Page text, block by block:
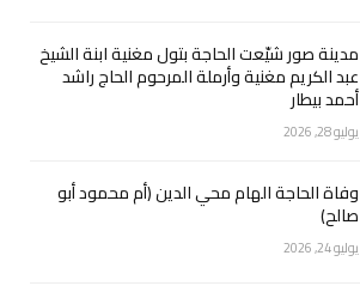
مدينة صور شيّعت الحاجة بتول مغنية ابنة الشيخ
عبد الكريم مغنية وأرملة المرحوم الحاج راشد
أحمد بيطار
يوليو 28, 2026
وفاة الحاجة الهام محي الدين (أم محمود أبو
صالح)
يوليو 24, 2026